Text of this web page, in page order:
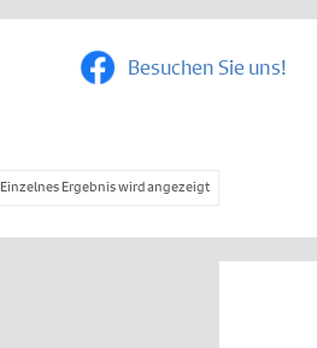
Besuchen Sie uns!
Einzelnes Ergebnis wird angezeigt